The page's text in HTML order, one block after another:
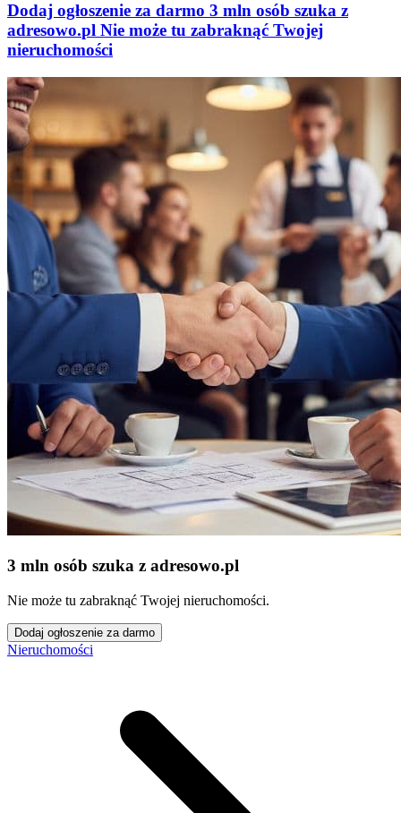
Dodaj ogłoszenie za darmo 3 mln osób szuka z
adresowo.pl Nie może tu zabraknąć Twojej
nieruchomości
3 mln osób szuka z adresowo.pl
Nie może tu zabraknąć Twojej nieruchomości.
Dodaj ogłoszenie za darmo
Nieruchomości